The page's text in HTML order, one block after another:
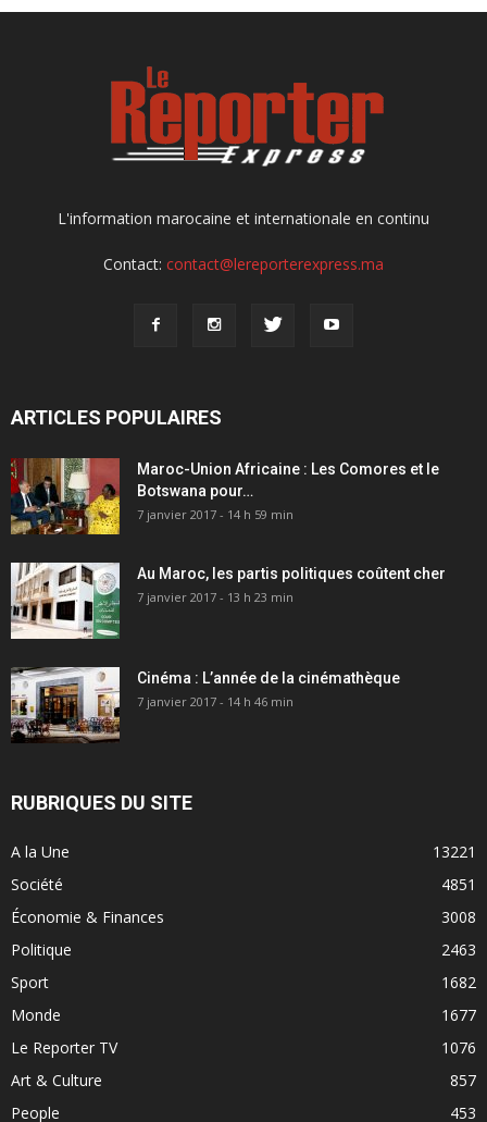
L'information marocaine et internationale en continu
Contact: contact@lereporterexpress.ma
ARTICLES POPULAIRES
Maroc-Union Africaine : Les Comores et le
Botswana pour…
7 janvier 2017 - 14 h 59 min
Au Maroc, les partis politiques coûtent cher
7 janvier 2017 - 13 h 23 min
Cinéma : L’année de la cinémathèque
7 janvier 2017 - 14 h 46 min
RUBRIQUES DU SITE
A la Une
13221
Société
4851
Économie & Finances
3008
Politique
2463
Sport
1682
Monde
1677
Le Reporter TV
1076
Art & Culture
857
People
453